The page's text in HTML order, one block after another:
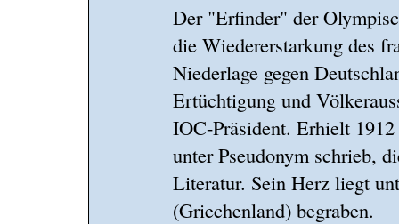
Der "Erfinder" der
die Wiedererstarkung des
Niederlage gegen
Ertüchtigung und
IOC-Präsident. Erhielt
unter Pseudonym schrieb,
Literatur. Sein Herz liegt
(Griechenland) begraben.